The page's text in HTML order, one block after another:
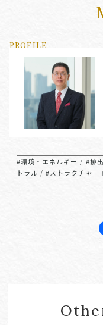
PROFILE
#環境・エネルギー / #排
トラル /#ストラクチャー